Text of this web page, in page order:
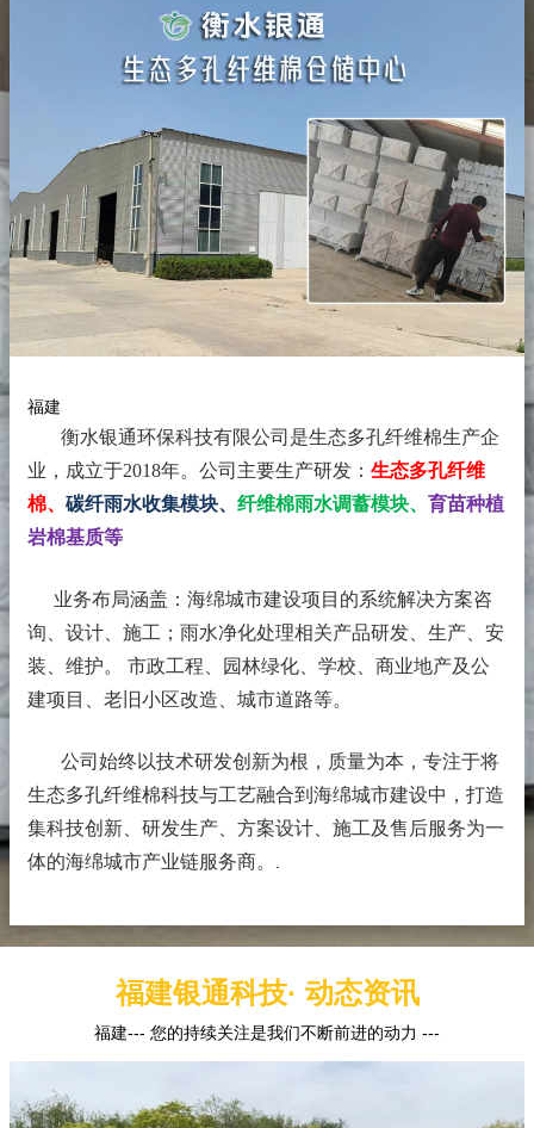
福建
衡水银通环保科技有限公司是生态多孔纤维棉生产企
业，成立于2018年。 公司主要生产研发： 生态多孔纤维
棉、 碳纤雨水收集模块、 纤维棉雨水调蓄模块、 育苗种植
岩棉基质等
业务布局涵盖：海绵城市建设项目的系统解决方案咨
询、设计、施工；雨水净化处理相关产品研发、生产、安
装、维护。 市政工程、园林绿化、学校、商业地产及公
建项目、老旧小区改造、城市道路等。
公司始终以技术研发创新为根，质量为本，专注于将
生态多孔纤维棉科技与工艺融合到海绵城市建设中，打造
集科技创新、研发生产、方案设计、施工及售后服务为一
体的海绵城市产业链服务商。
福建银通科技· 动态资讯
福建--- 您的持续关注是我们不断前进的动力 ---